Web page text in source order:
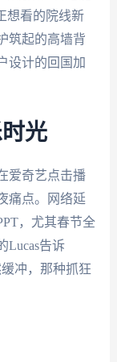
想看的院线新
筑起的高墙背
设计的回国加
光
爱奇艺点击播
痛点。网络延
，尤其春节全
Lucas告诉
冲，那种抓狂